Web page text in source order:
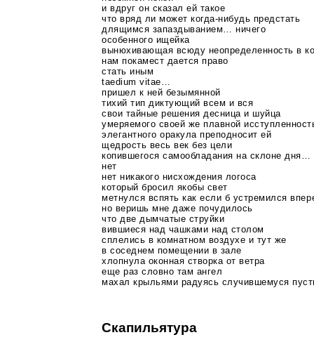
и вдруг он сказал ей такое
что вряд ли можеткогда-нибудь предстать
длящимся запаздыванием… ничего
особенного ищейка
вынюхивающая всюду неопределенность в
нам покамест дается право
стать иным
taedium vitae…
пришел к ней безымянной
тихий тип диктующий всем и вся
свои тайные решения десница и шуйца
умеряемого своей же плавной
элегантного оракула преподносит ей
щедрость весь век без цели
копившегося самообладания на склоне дня…
нет
нет никакого нисхождения логоса
который бросил якобы свет
метнулся вспять как если б устремился
но веришь мне даже почудилось
что две дымчатые струйки
вившиеся над чашками над столом
сплелись в комнатном воздухе и тут же
в соседнем помещении в зале
хлопнула оконная створка от ветра
еще раз словно там ангел
махал крыльями радуясь случившемуся
Скапильятура